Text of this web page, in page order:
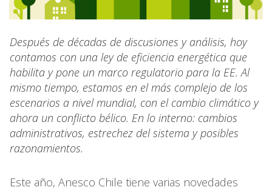
Después de décadas de discusiones y análisis, hoy
contamos con una ley de eficiencia energética que
habilita y pone un marco regulatorio para la EE. Al
mismo tiempo, estamos en el más complejo de los
escenarios a nivel mundial, con el cambio climático y
ahora un conflicto bélico. En lo interno: cambios
administrativos, estrechez del sistema y posibles
razonamientos.
Este año, Anesco Chile tiene varias novedades